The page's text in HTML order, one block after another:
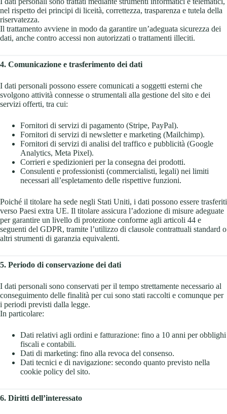
nel rispetto dei principi di liceità, correttezza, trasparenza e tutela della
riservatezza.
Il trattamento avviene in modo da garantire un’adeguata sicurezza dei
dati, anche contro accessi non autorizzati o trattamenti illeciti.
4. Comunicazione e trasferimento dei dati
I dati personali possono essere comunicati a soggetti esterni che
svolgono attività connesse o strumentali alla gestione del sito e dei
servizi offerti, tra cui:
Fornitori di servizi di pagamento (Stripe, PayPal).
Fornitori di servizi di newsletter e marketing (Mailchimp).
Fornitori di servizi di analisi del traffico e pubblicità (Google
Analytics, Meta Pixel).
Corrieri e spedizionieri per la consegna dei prodotti.
Consulenti e professionisti (commercialisti, legali) nei limiti
necessari all’espletamento delle rispettive funzioni.
Poiché il titolare ha sede negli Stati Uniti, i dati possono essere trasferiti
verso Paesi extra UE. Il titolare assicura l’adozione di misure adeguate
per garantire un livello di protezione conforme agli articoli 44 e
seguenti del GDPR, tramite l’utilizzo di clausole contrattuali standard o
altri strumenti di garanzia equivalenti.
5. Periodo di conservazione dei dati
I dati personali sono conservati per il tempo strettamente necessario al
conseguimento delle finalità per cui sono stati raccolti e comunque per
i periodi previsti dalla legge.
In particolare:
Dati relativi agli ordini e fatturazione: fino a 10 anni per obblighi
fiscali e contabili.
Dati di marketing: fino alla revoca del consenso.
Dati tecnici e di navigazione: secondo quanto previsto nella
cookie policy del sito.
6. Diritti dell’interessato